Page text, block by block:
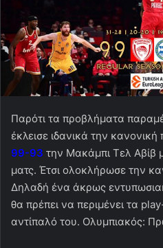
Παρότι τα προβλήματα
έκλεισε ιδανικά την κανονική
99-93 την Μακάμπι Τελ Αβίβ
ματς. Έτσι ολοκλήρωσε την
Δηλαδή ένα άκρως
θα πρέπει να περιμένει τα
αντίπαλό του. Ολυμπιακός: